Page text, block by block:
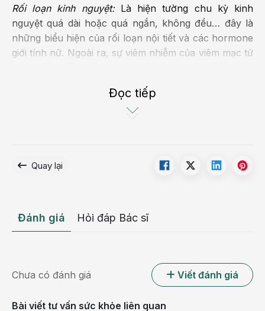
Rối loạn kinh nguyệt:Là hiện tường chu kỳ kinh
nguyệt quá dài hoặc quá ngắn, không đều… đây là
những biểu hiện của rối loạn nội tiết và các hormone
giới tính nữ. Ngoài ra, sự viêm nhiễm của viêm mạc tử
Chu kỳ kinh nguyệt không đều có thể là dấu hiệu vô
Đọc tiếp
Quay lại
Đánh giá Hỏi đáp Bác sĩ
Chưa có đánh giá Viết đánh giá
Bài viết tư vấn sức khỏe liên quan